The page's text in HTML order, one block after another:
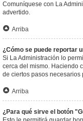
Comuníquese con La
advertido.
Arriba
¿Cómo se puede reportar
Si La Administración lo
cerca del mismo. Haciendo
de ciertos pasos
Arriba
¿Para qué sirve el botón